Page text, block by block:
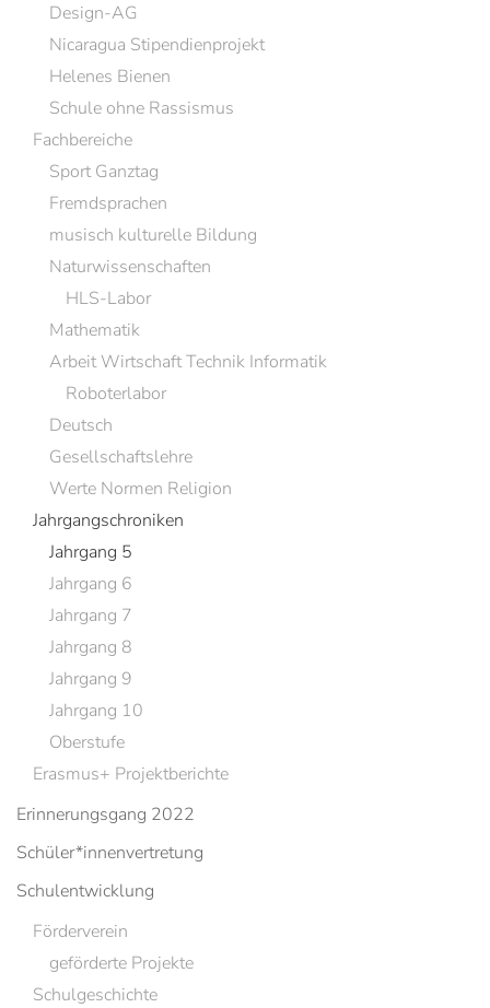
Design-AG
Nicaragua Stipendienprojekt
Helenes Bienen
Schule ohne Rassismus
Fachbereiche
Sport Ganztag
Fremdsprachen
musisch kulturelle Bildung
Naturwissenschaften
HLS-Labor
Mathematik
Arbeit Wirtschaft Technik Informatik
Roboterlabor
Deutsch
Gesellschaftslehre
Werte Normen Religion
Jahrgangschroniken
Jahrgang 5
Jahrgang 6
Jahrgang 7
Jahrgang 8
Jahrgang 9
Jahrgang 10
Oberstufe
Erasmus+ Projektberichte
Erinnerungsgang 2022
Schüler*innenvertretung
Schulentwicklung
Förderverein
geförderte Projekte
Schulgeschichte